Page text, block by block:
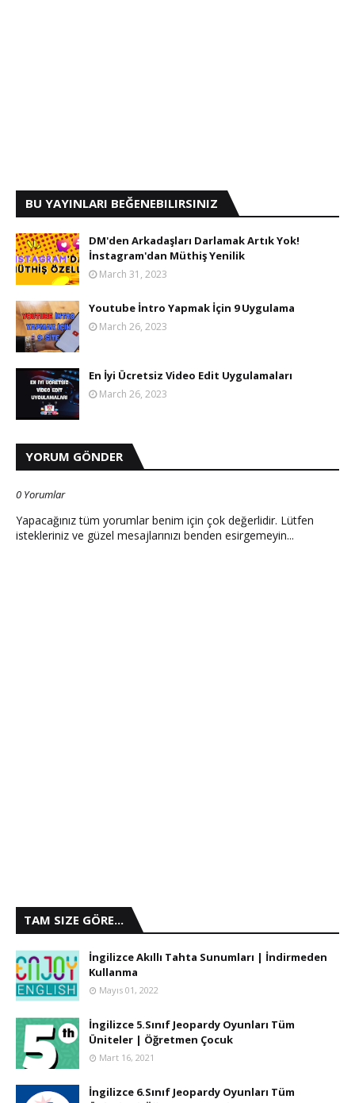
BU YAYINLARI BEĞENEBILIRSINIZ
DM'den Arkadaşları Darlamak Artık Yok!
İnstagram'dan Müthiş Yenilik
March 31, 2023
Youtube İntro Yapmak İçin 9 Uygulama
March 26, 2023
En İyi Ücretsiz Video Edit Uygulamaları
March 26, 2023
YORUM GÖNDER
0 Yorumlar
Yapacağınız tüm yorumlar benim için çok değerlidir. Lütfen
istekleriniz ve güzel mesajlarınızı benden esirgemeyin...
TAM SIZE GÖRE...
İngilizce Akıllı Tahta Sunumları | İndirmeden
Kullanma
Mayıs 01, 2022
İngilizce 5.Sınıf Jeopardy Oyunları Tüm
Üniteler | Öğretmen Çocuk
Mart 16, 2021
İngilizce 6.Sınıf Jeopardy Oyunları Tüm